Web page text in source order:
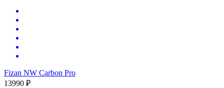
Fizan NW Carbon Pro
13990 ₽